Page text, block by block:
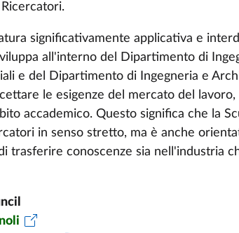
significativamente applicativa e
all'interno del
Dipartimento di
e del
Dipartimento di Ingegneria e
le esigenze del mercato del
accademico. Questo significa che la
in senso stretto, ma è anche
trasferire conoscenze sia nell'industria